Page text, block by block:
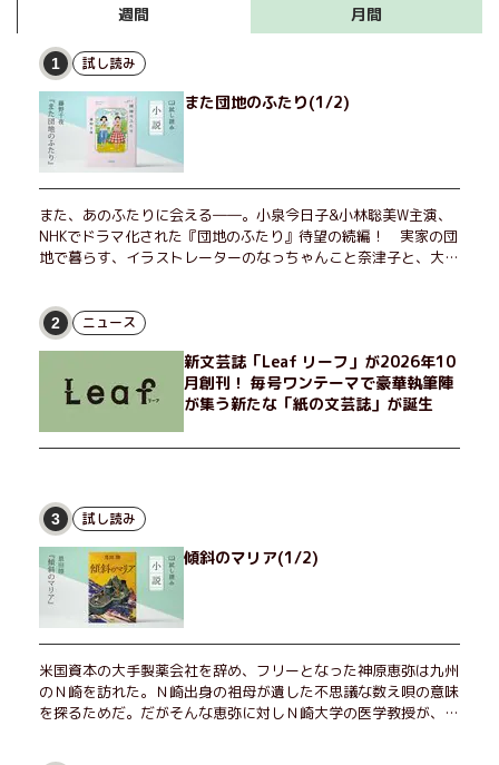
週間 月間
1 試し読み
また団地のふたり(1/2)
また、あのふたりに会える――。小泉今日子&小林聡美W主演、
NHKでドラマ化された『団地のふたり』待望の続編！ 実家の団
地で暮らす、イラストレーターのなっちゃんこと奈津子と、大学
げたり、部屋でふたりだけの「台湾映画祭」を催したり。50代
独身、幼なじみの変わらぬ友情とささやかな幸せの日々を描く。
2 ニュース
新文芸誌「Leaf リーフ」が2026年10
月創刊！ 毎号ワンテーマで豪華執筆陣
が集う新たな「紙の文芸誌」が誕生
3 試し読み
傾斜のマリア(1/2)
米国資本の大手製薬会社を辞め、フリーとなった神原恵弥は九州
のＮ崎を訪れた。Ｎ崎出身の祖母が遺した不思議な数え唄の意味
を探るためだ。だがそんな恵弥に対しＮ崎大学の医学教授が、米